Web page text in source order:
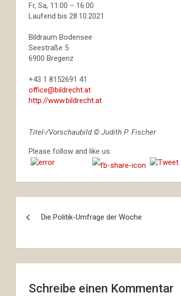
Fr, Sa, 11:00 – 16:00
Laufend bis 28.10.2021
Bildraum Bodensee
Seestraße 5
6900 Bregenz
+43 1 8152691 41
office@bildrecht.at
http://www.bildrecht.at
Titel-/Vorschaubild © Judith P. Fischer
Please follow and like us:
Die Politik-Umfrage der Woche
Schreibe einen Kommentar